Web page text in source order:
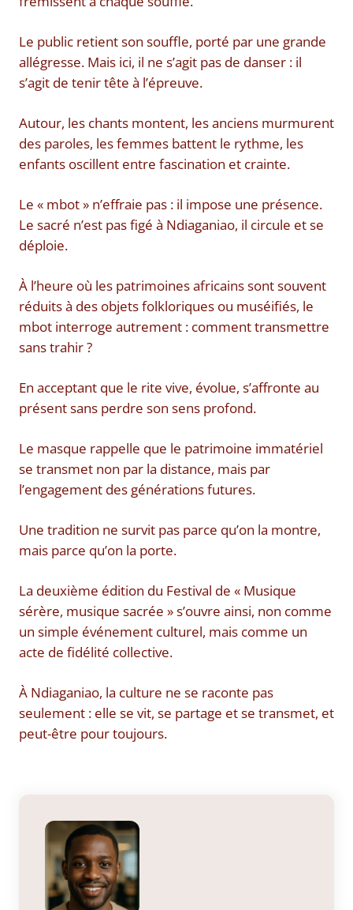
Le public retient son souffle, porté par une grande
allégresse. Mais ici, il ne s’agit pas de danser : il
s’agit de tenir tête à l’épreuve.
Autour, les chants montent, les anciens murmurent
des paroles, les femmes battent le rythme, les
enfants oscillent entre fascination et crainte.
Le « mbot » n’effraie pas : il impose une présence.
Le sacré n’est pas figé à Ndiaganiao, il circule et se
déploie.
À l’heure où les patrimoines africains sont souvent
réduits à des objets folkloriques ou muséifiés, le
mbot interroge autrement : comment transmettre
sans trahir ?
En acceptant que le rite vive, évolue, s’affronte au
présent sans perdre son sens profond.
Le masque rappelle que le patrimoine immatériel
se transmet non par la distance, mais par
l’engagement des générations futures.
Une tradition ne survit pas parce qu’on la montre,
mais parce qu’on la porte.
La deuxième édition du Festival de « Musique
sérère, musique sacrée » s’ouvre ainsi, non comme
un simple événement culturel, mais comme un
acte de fidélité collective.
À Ndiaganiao, la culture ne se raconte pas
seulement : elle se vit, se partage et se transmet, et
peut-être pour toujours.